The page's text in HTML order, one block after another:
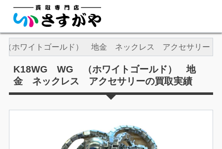
ホワイトゴールド） 地金 ネックレス アクセサリー
K18WG WG （ホワイトゴールド） 地
金 ネックレス アクセサリーの買取実績